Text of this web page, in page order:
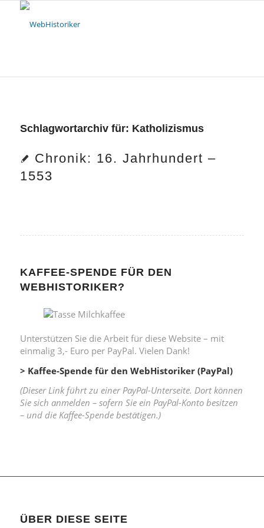
Schlagwortarchiv für: Katholizismus
Chronik: 16. Jahrhundert –
1553
KAFFEE-SPENDE FÜR DEN
WEBHISTORIKER?
Unterstützen Sie die Arbeit für diese Website – mit
einmalig 3,- Euro per PayPal. Vielen Dank!
> Kaffee-Spende für den WebHistoriker (PayPal)
(Dieser Link führt zu einer PayPal-Unterseite. Dort können
Sie sich anmelden – sofern Sie ein PayPal-Konto besitzen
– und die Kaffee-Spende bestätigen.)
ÜBER DIESE SEITE